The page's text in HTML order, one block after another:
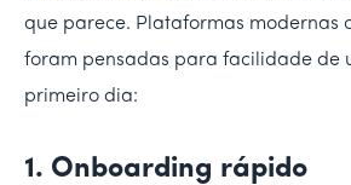
que parece. Plataformas modernas
foram pensadas para facilidade de
primeiro dia:
1. Onboarding rápido